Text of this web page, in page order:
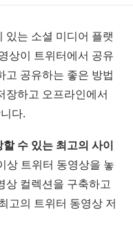
있는 소셜 미디어 플랫
상이 트위터에서 공유
고 공유하는 좋은 방법
장하고 오프라인에서
다.
수 있는 최고의 사이
상 트위터 동영상을 놓
상 컬렉션을 구축하고
고의 트위터 동영상 저